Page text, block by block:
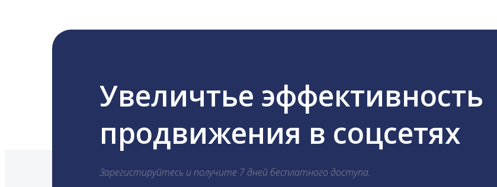
Увеличтье эффективность
продвижения в соцсетях
Зарегистируйтесь и получите 7 дней бесплатного доступа.